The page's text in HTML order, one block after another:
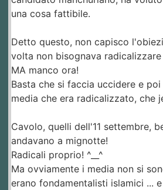
una cosa fattibile.
Detto questo, non capisco
volta non bisognava
MA manco ora!
Basta che si faccia uccidere e
media che era radicalizzato, che
Cavolo, quelli dell'11 settembre,
andavano a mignotte!
Radicali proprio! ^__^
Ma ovviamente i media non si
erano fondamentalisti islamici ...